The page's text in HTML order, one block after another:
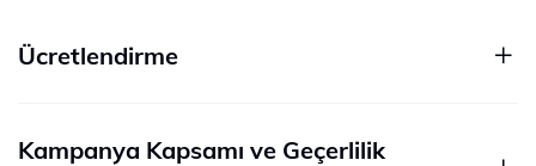
Ücretlendirme
Kampanya Kapsamı ve Geçerlilik